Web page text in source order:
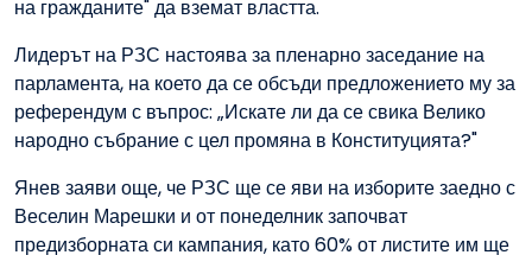
на гражданите" да вземат властта.
Лидерът на РЗС настоява за пленарно заседание на
парламента, на което да се обсъди предложението му за
референдум с въпрос: „Искате ли да се свика Велико
народно събрание с цел промяна в Конституцията?"
Янев заяви още, че РЗС ще се яви на изборите заедно с
Веселин Марешки и от понеделник започват
предизборната си кампания, като 60% от листите им ще